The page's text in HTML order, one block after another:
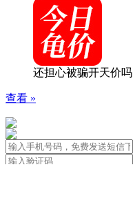
还担心被骗开天价
查看 »